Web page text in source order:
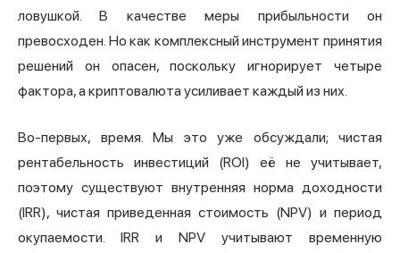
ловушкой. В качестве меры прибыльности он
превосходен. Но как комплексный инструмент принятия
решений он опасен, поскольку игнорирует четыре
фактора, а криптовалюта усиливает каждый из них.
Во-первых, время. Мы это уже обсуждали; чистая
рентабельность инвестиций (ROI) её не учитывает,
поэтому существуют внутренняя норма доходности
(IRR), чистая приведенная стоимость (NPV) и период
окупаемости. IRR и NPV учитывают временную